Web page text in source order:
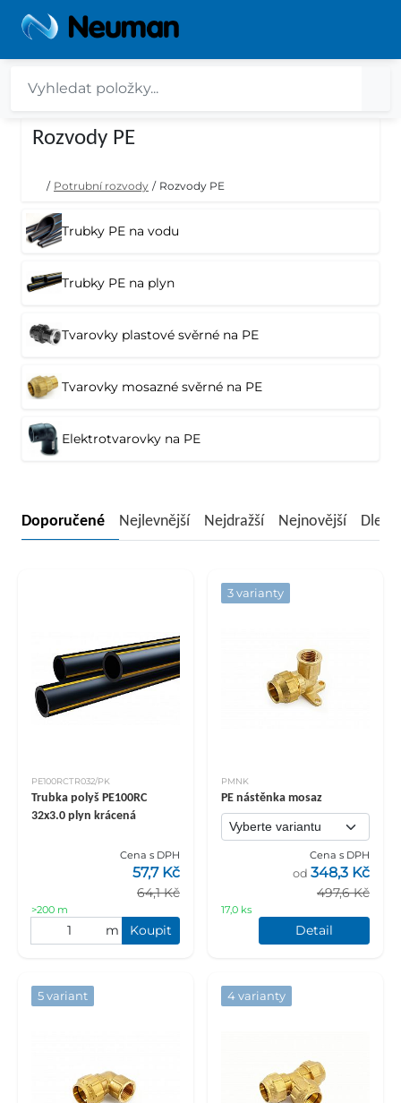
Rozvody PE
/ Potrubní rozvody / Rozvody PE
Trubky PE na vodu
Trubky PE na plyn
Tvarovky plastové svěrné na PE
Tvarovky mosazné svěrné na PE
Elektrotvarovky na PE
Doporučené Nejlevnější Nejdražší Nejnovější Dle
PE100RCTR032/PK
Trubka polyš PE100RC
32x3.0 plyn krácená
Cena s DPH
64,1 Kč
57,7 Kč
>200 m
m Koupit
3 varianty
PMNK
PE nástěnka mosaz
Cena s DPH
497,6 Kč
od 348,3 Kč
17,0 ks
Detail
5 variant 4 varianty